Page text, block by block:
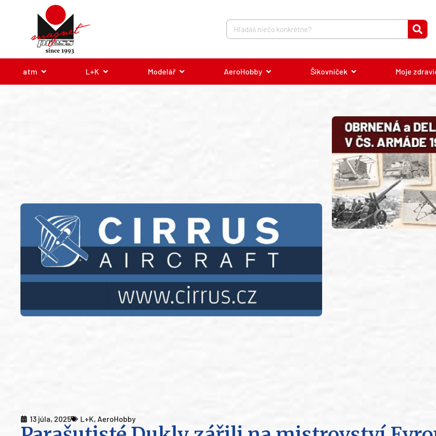
atm L+K Modelář AeroHobby Šikovníček Moje
13 júla, 2025 L+K, AeroHobby